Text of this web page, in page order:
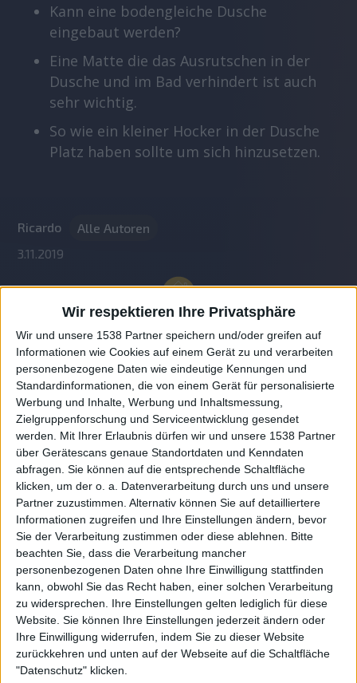
Wir respektieren Ihre Privatsphäre
Wir und unsere 1538 Partner speichern und/oder greifen auf
Informationen wie Cookies auf einem Gerät zu und verarbeiten
personenbezogene Daten wie eindeutige Kennungen und
Standardinformationen, die von einem Gerät für personalisierte
Werbung und Inhalte, Werbung und Inhaltsmessung,
Zielgruppenforschung und Serviceentwicklung gesendet
werden.
Mit Ihrer Erlaubnis dürfen wir und unsere 1538 Partner
über Gerätescans genaue Standortdaten und Kenndaten
abfragen. Sie können auf die entsprechende Schaltfläche
klicken, um der o. a. Datenverarbeitung durch uns und unsere
Partner zuzustimmen. Alternativ können Sie auf detailliertere
Informationen zugreifen und Ihre Einstellungen ändern, bevor
Sie der Verarbeitung zustimmen oder diese ablehnen.
Bitte
beachten Sie, dass die Verarbeitung mancher
personenbezogenen Daten ohne Ihre Einwilligung stattfinden
kann, obwohl Sie das Recht haben, einer solchen Verarbeitung
zu widersprechen. Ihre Einstellungen gelten lediglich für diese
Website. Sie können Ihre Einstellungen jederzeit ändern oder
Ihre Einwilligung widerrufen, indem Sie zu dieser Website
zurückkehren und unten auf der Webseite auf die Schaltfläche
"Datenschutz" klicken.
Kann eine bodengleiche Dusche
eingebaut werden?
Eine Matte die das Ausrutschen in der
Dusche und im Bad verhindert ist auch
sehr wichtig.
So wie ein kleiner Hocker in der Dusche
Platz haben sollte um sich hinzusetzen.
Ricardo
Alle Autoren
3.11.2019
Auf DESMONDO findet Ihr Inspirationen für
individuelles, gemütliches und intelligentes Wohnen,
die aktuellsten Einrichtungstrends und Informatives zu
neuesten Smart Home Systemen.
About
DESMONDO Suche
Rechtliches
Impressum
Datenschutz
Sitemap